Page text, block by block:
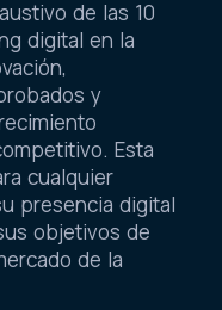
de las 10
digital en la
y
Esta
cualquier
presencia digital
objetivos de
de la